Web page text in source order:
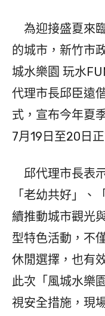
為迎接盛夏來
的城市，新竹市
城水樂園 玩水
代理市長邱臣遠
式，宣布今年夏
7月19日至20日
邱代理市長表
「老幼共好」、
續推動城市觀光
型特色活動，不
休閒選擇，也有
此次「風城水樂
視安全措施，現